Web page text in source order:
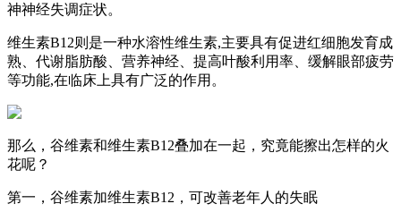
神神经失调症状。
维生素B12则是一种水溶性维生素,主要具有促进红细胞发育成
熟、代谢脂肪酸、营养神经、提高叶酸利用率、缓解眼部疲劳
等功能,在临床上具有广泛的作用。
那么，谷维素和维生素B12叠加在一起，究竟能擦出怎样的火
花呢？
第一，谷维素加维生素B12，可改善老年人的失眠